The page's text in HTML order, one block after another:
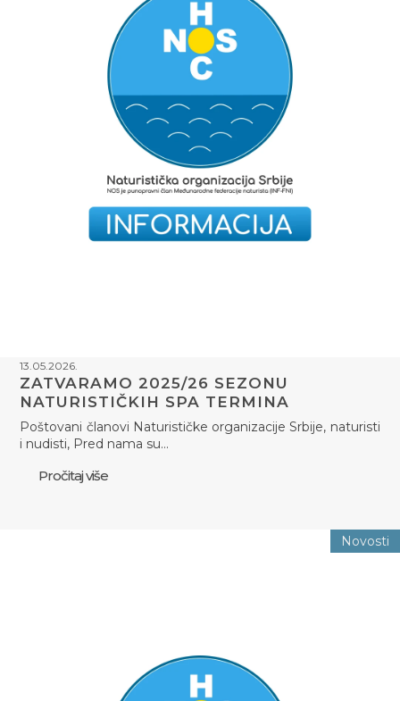
13.05.2026.
ZATVARAMO 2025/26 SEZONU
NATURISTIČKIH SPA TERMINA
Poštovani članovi Naturističke organizacije Srbije, naturisti
i nudisti, Pred nama su…
Pročitaj više
Novosti